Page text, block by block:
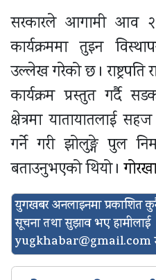
सरकारले आगामी आव
कार्यक्रममा तुइन
उल्लेख गरेको छ । राष्ट्रपति
कार्यक्रम प्रस्तुत गर्दै
क्षेत्रमा यातायातलाई
गर्ने गरी झोलुङ्गे पुल
बताउनुभएको थियो ।
युगखबर अनलाइनमा प्रकाशित
सूचना तथा सुझाव भए हामीलाई
yugkhabar@gmail.com